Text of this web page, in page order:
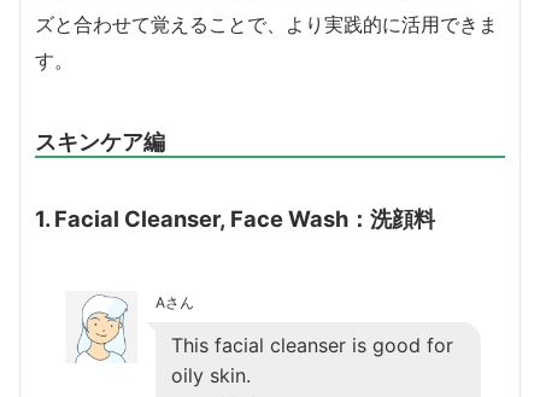
ズと合わせて覚えることで、より実践的に活用できま
す。
スキンケア編
1. Facial Cleanser, Face Wash：洗顔料
Aさん
This facial cleanser is good for
oily skin.